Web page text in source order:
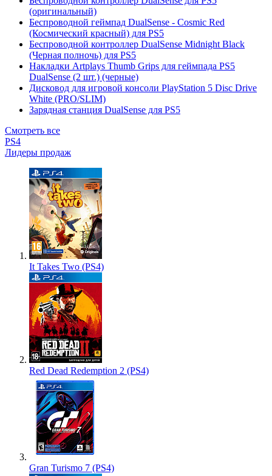
(оригинальный)
Беспроводной геймпад DualSense - Cosmic Red
(Космический красный) для PS5
Беспроводной контроллер DualSense Midnight Black
(Черная полночь) для PS5
Накладки Artplays Thumb Grips для геймпада PS5
DualSense (2 шт.) (черные)
Дисковод для игровой консоли PlayStation 5 Disc Drive
White (PRO/SLIM)
Зарядная станция DualSense для PS5
Смотреть все
PS4
Лидеры продаж
It Takes Two (PS4)
Red Dead Redemption 2 (PS4)
Gran Turismo 7 (PS4)